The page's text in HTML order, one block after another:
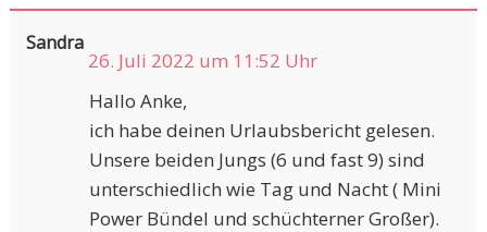
Sandra
26. Juli 2022 um 11:52 Uhr
Hallo Anke,
ich habe deinen Urlaubsbericht gelesen.
Unsere beiden Jungs (6 und fast 9) sind
unterschiedlich wie Tag und Nacht ( Mini
Power Bündel und schüchterner Großer).